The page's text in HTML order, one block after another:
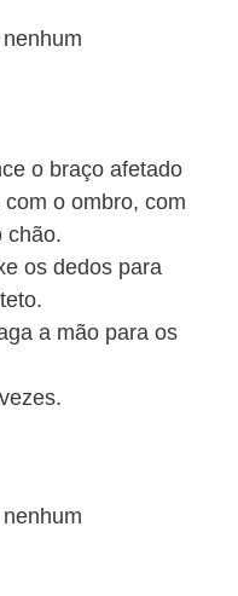
nenhum
o braço afetado
o ombro, com
chão.
os dedos para
a mão para os
nenhum